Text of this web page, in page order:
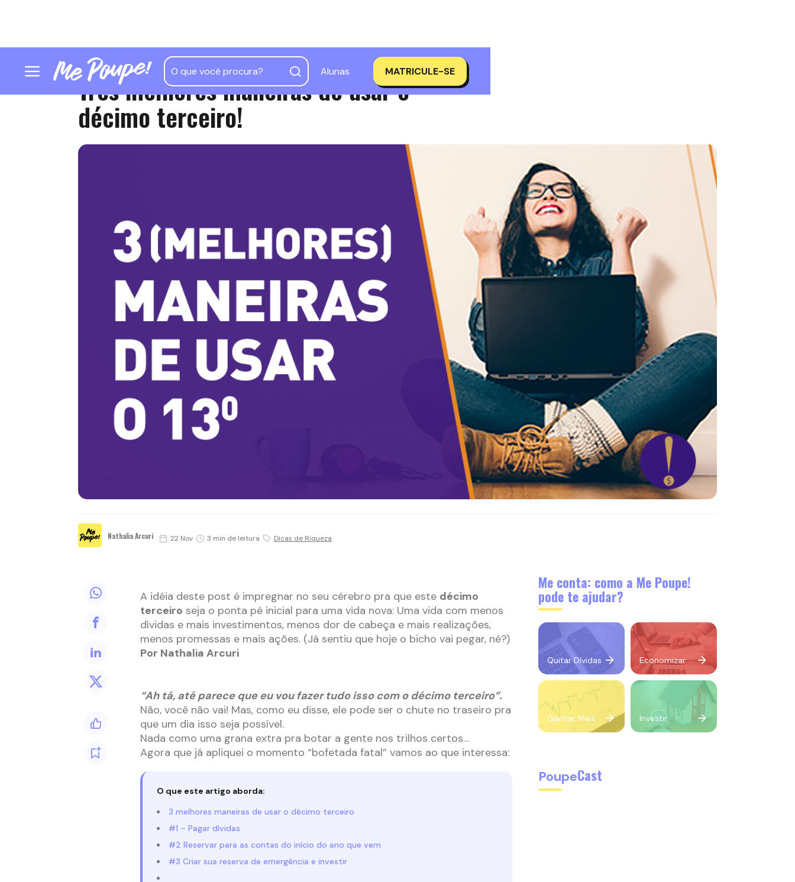
Alunas MATRICULE-SE
Três melhores maneiras de usar o
décimo terceiro!
Nathalia Arcuri 22 Nov 3 min de leitura Dicas de Riqueza
A idéia deste post é impregnar no seu cérebro pra que este décimo
terceiro seja o ponta pé inicial para uma vida nova: Uma vida com menos
dívidas e mais investimentos, menos dor de cabeça e mais realizações,
menos promessas e mais ações. (Já sentiu que hoje o bicho vai pegar, né?)
Por Nathalia Arcuri
“Ah tá, até parece que eu vou fazer tudo isso com o décimo terceiro”.
Não, você não vai! Mas, como eu disse, ele pode ser o chute no traseiro pra
que um dia isso seja possível.
Nada como uma grana extra pra botar a gente nos trilhos certos…
Agora que já apliquei o momento “bofetada fatal” vamos ao que interessa:
O que este artigo aborda:
3 melhores maneiras de usar o décimo terceiro
#1 – Pagar dívidas
#2 Reservar para as contas do início do ano que vem
#3 Criar sua reserva de emergência e investir
Me conta: como a Me Poupe!
pode te ajudar?
Quitar Dívidas Economizar
Ganhar Mais Investir
PoupeCast